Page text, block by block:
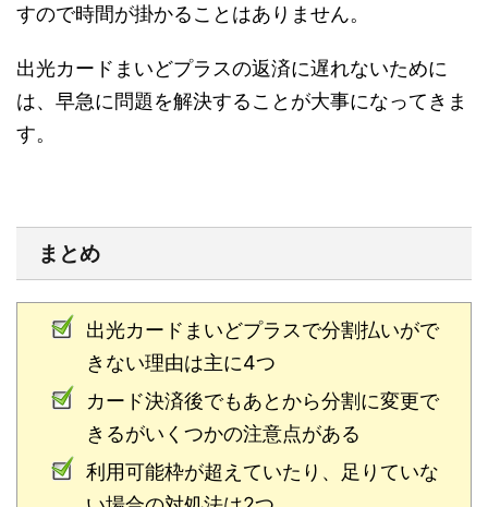
すので時間が掛かることはありません。
出光カードまいどプラスの返済に遅れないために
は、早急に問題を解決することが大事になってきま
す。
まとめ
出光カードまいどプラスで分割払いがで
きない理由は主に4つ
カード決済後でもあとから分割に変更で
きるがいくつかの注意点がある
利用可能枠が超えていたり、足りていな